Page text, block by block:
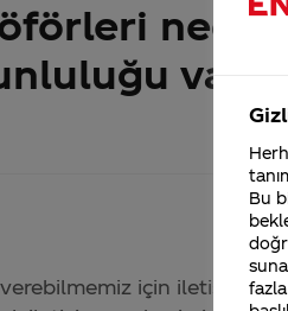
Coca cola İsrail malı mı Yani ...
var
için iletişim
Bu